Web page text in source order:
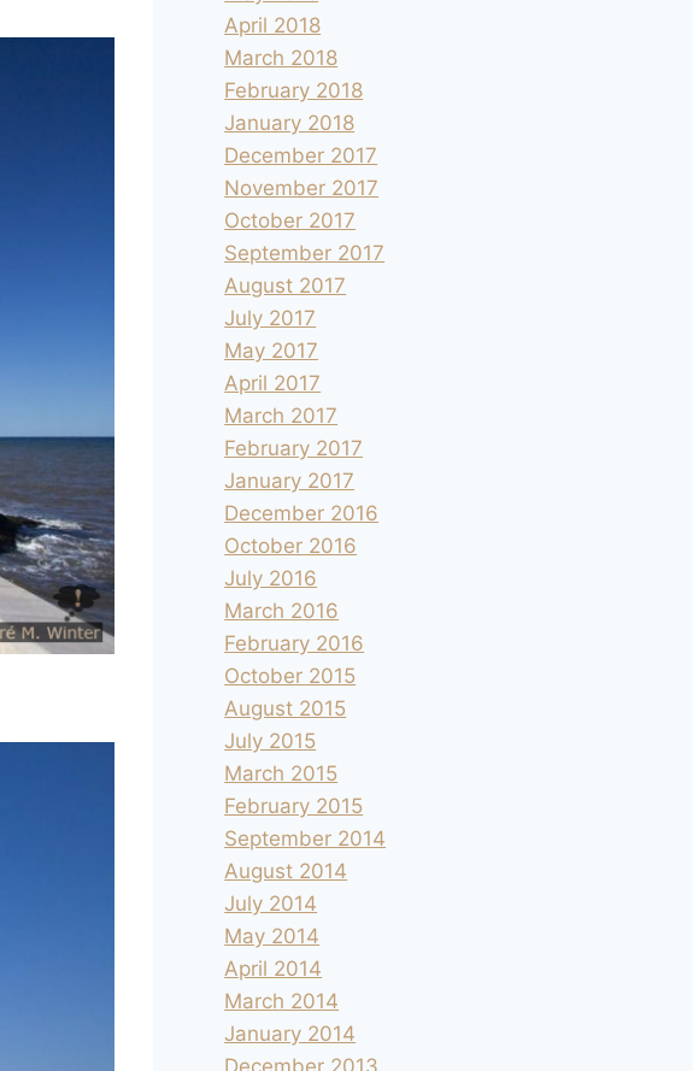
April 2018
March 2018
February 2018
January 2018
December 2017
November 2017
October 2017
September 2017
August 2017
July 2017
May 2017
April 2017
March 2017
February 2017
January 2017
December 2016
October 2016
July 2016
March 2016
February 2016
October 2015
August 2015
July 2015
March 2015
February 2015
September 2014
August 2014
July 2014
May 2014
April 2014
March 2014
January 2014
December 2013